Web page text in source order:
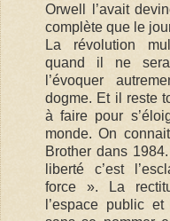
Orwell l’avait
complète que le
La révolution
quand il ne
l’évoquer
dogme. Et il reste
à faire pour
monde. On
Brother dans
liberté c’est
force ». La
l’espace public